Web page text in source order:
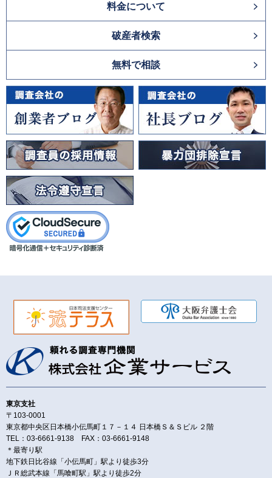
料金について
破産者検索
無料で相談
東京支社
〒103-0001
東京都中央区日本橋小伝馬町１７－１４ 日本橋Ｓ＆Ｓビル ２階
TEL：03-6661-9138 FAX：03-6661-9148
＊最寄り駅
地下鉄日比谷線「小伝馬町」駅より徒歩3分
ＪＲ総武本線「馬喰町駅」駅より徒歩2分